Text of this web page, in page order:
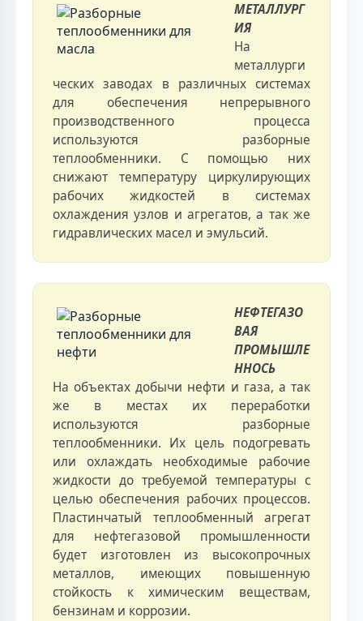
МЕТАЛЛУРГ
ИЯ
На
металлурги
ческих заводах в различных системах
для обеспечения непрерывного
производственного процесса
используются разборные
теплообменники. С помощью них
снижают температуру циркулирующих
рабочих жидкостей в системах
охлаждения узлов и агрегатов, а так же
гидравлических масел и эмульсий.
НЕФТЕГАЗО
ВАЯ
ПРОМЫШЛЕ
ННОСЬ
На объектах добычи нефти и газа, а так
же в местах их переработки
используются разборные
теплообменники. Их цель подогревать
или охлаждать необходимые рабочие
жидкости до требуемой температуры с
целью обеспечения рабочих процессов.
Пластинчатый теплообменный агрегат
для нефтегазовой промышленности
будет изготовлен из высокопрочных
металлов, имеющих повышенную
стойкость к химическим веществам,
бензинам и коррозии.